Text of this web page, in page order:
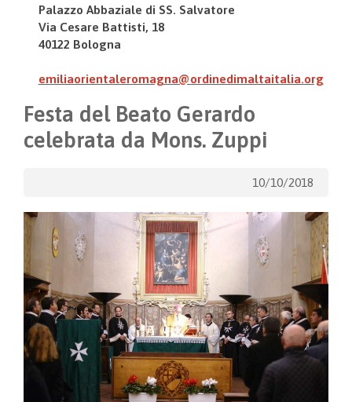
Palazzo Abbaziale di SS. Salvatore
Via Cesare Battisti, 18
40122 Bologna
emiliaorientaleromagna@ordinedimaltaitalia.org
Festa del Beato Gerardo
celebrata da Mons. Zuppi
10/10/2018